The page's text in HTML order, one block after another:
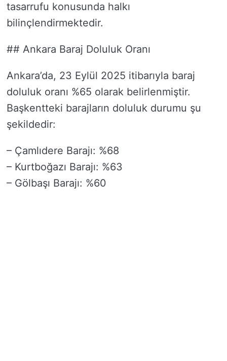
tasarrufu konusunda halkı
bilinçlendirmektedir.
## Ankara Baraj Doluluk Oranı
Ankara’da, 23 Eylül 2025 itibarıyla baraj
doluluk oranı %65 olarak belirlenmiştir.
Başkentteki barajların doluluk durumu şu
şekildedir:
– Çamlıdere Barajı: %68
– Kurtboğazı Barajı: %63
– Gölbaşı Barajı: %60